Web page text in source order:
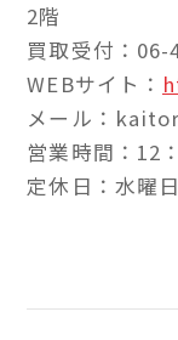
2階
買取受付：06-
WEBサイト：
メール：
営業時間：12
定休日：水曜